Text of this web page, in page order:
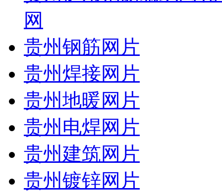
网
贵州钢筋网片
贵州焊接网片
贵州地暖网片
贵州电焊网片
贵州建筑网片
贵州镀锌网片